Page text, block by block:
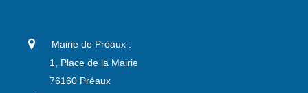
Mairie de Préaux :
1, Place de la Mairie
76160 Préaux